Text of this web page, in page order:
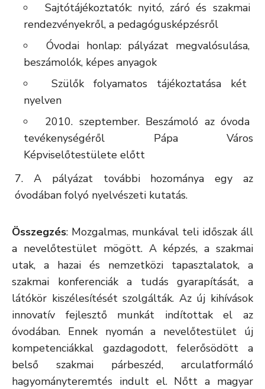
Sajtótájékoztatók: nyitó, záró és szakmai
rendezvényekről, a pedagógusképzésről
Óvodai honlap: pályázat megvalósulása,
beszámolók, képes anyagok
Szülők folyamatos tájékoztatása két
nyelven
2010. szeptember. Beszámoló az óvoda
tevékenységéről Pápa Város
Képviselőtestülete előtt
A pályázat további hozománya egy az
óvodában folyó nyelvészeti kutatás.
Összegzés: Mozgalmas, munkával teli időszak áll
a nevelőtestület mögött. A képzés, a szakmai
utak, a hazai és nemzetközi tapasztalatok, a
szakmai konferenciák a tudás gyarapítását, a
látókör kiszélesítését szolgálták. Az új kihívások
innovatív fejlesztő munkát indítottak el az
óvodában. Ennek nyomán a nevelőtestület új
kompetenciákkal gazdagodott, felerősödött a
belső szakmai párbeszéd, arculatformáló
hagyományteremtés indult el. Nőtt a magyar